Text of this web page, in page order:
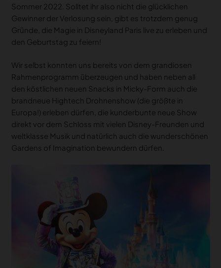
Sommer 2022. Solltet ihr also nicht die glücklichen
Gewinner der Verlosung sein, gibt es trotzdem genug
Gründe, die Magie in Disneyland Paris live zu erleben und
den Geburtstag zu feiern!
Wir selbst konnten uns bereits von dem grandiosen
Rahmenprogramm überzeugen und haben neben all
den köstlichen neuen Snacks in Micky-Form auch die
brandneue Hightech Drohnenshow (die größte in
Europa!) erleben dürfen, die kunderbunte neue Show
direkt vor dem Schloss mit vielen Disney-Freunden und
weltklasse Musik und natürlich auch die wunderschönen
Gardens of Imagination bewundern dürfen.